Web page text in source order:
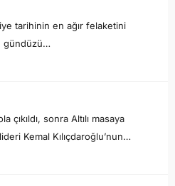
tarihinin en ağır felaketini
gündüzü…
çıkıldı, sonra Altılı masaya
Kemal Kılıçdaroğlu’nun…